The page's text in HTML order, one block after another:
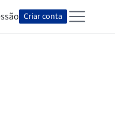
Criar conta